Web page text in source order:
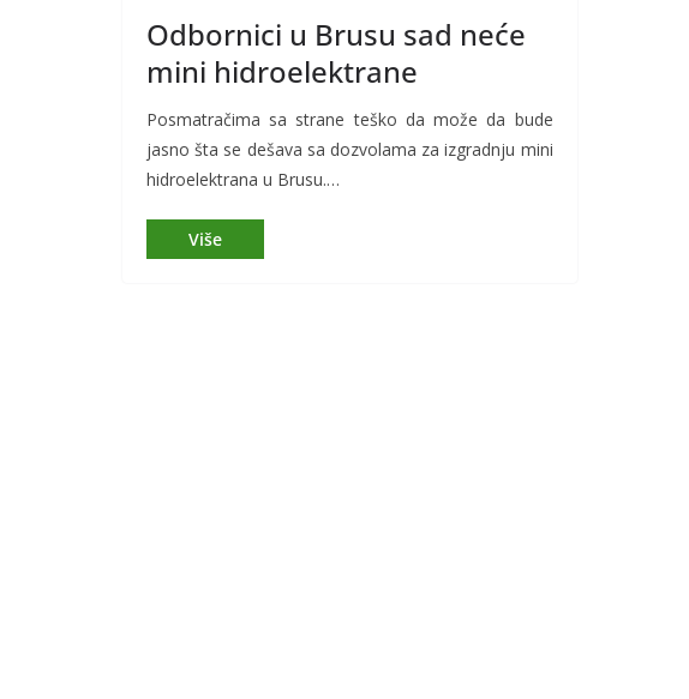
Odbornici u Brusu sad neće
mini hidroelektrane
Posmatračima sa strane teško da može da bude
jasno šta se dešava sa dozvolama za izgradnju mini
hidroelektrana u Brusu.…